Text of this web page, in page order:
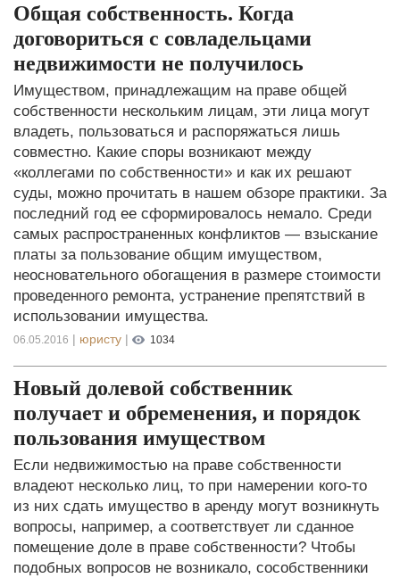
Общая собственность. Когда
договориться с совладельцами
недвижимости не получилось
Имуществом, принадлежащим на праве общей
собственности нескольким лицам, эти лица могут
владеть, пользоваться и распоряжаться лишь
совместно. Какие споры возникают между
«коллегами по собственности» и как их решают
суды, можно прочитать в нашем обзоре практики. За
последний год ее сформировалось немало. Среди
самых распространенных конфликтов — взыскание
платы за пользование общим имуществом,
неосновательного обогащения в размере стоимости
проведенного ремонта, устранение препятствий в
использовании имущества.
06.05.2016 | юристу | 1034
Новый долевой собственник
получает и обременения, и порядок
пользования имуществом
Если недвижимостью на праве собственности
владеют несколько лиц, то при намерении кого-то
из них сдать имущество в аренду могут возникнуть
вопросы, например, а соответствует ли сданное
помещение доле в праве собственности? Чтобы
подобных вопросов не возникало, сособственники